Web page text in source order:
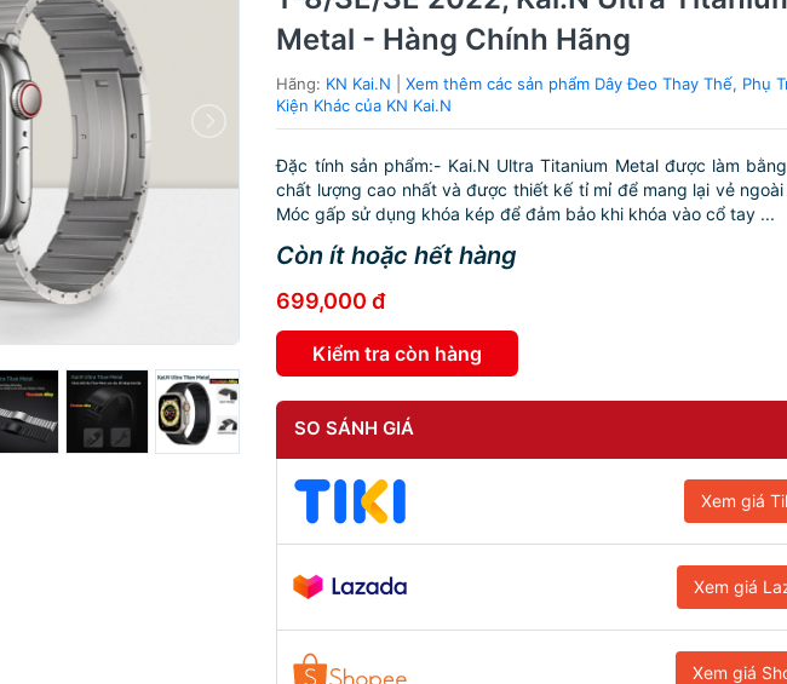
Metal - Hàng Chính Hãng
Hãng: KN Kai.N |Xem thêm các sản phẩm Dây Đeo Thay Thế, Phụ
Kiện Khác của KN Kai.N
Đặc tính sản phẩm:- Kai.N Ultra Titanium Metal được làm
chất lượng cao nhất và được thiết kế tỉ mỉ để mang lại vẻ ngoài
Móc gấp sử dụng khóa kép để đảm bảo khi khóa vào cổ tay ...
Còn ít hoặc hết hàng
699,000 đ
Kiểm tra còn hàng
SO SÁNH GIÁ
Xem giá
Xem giá
Xem giá